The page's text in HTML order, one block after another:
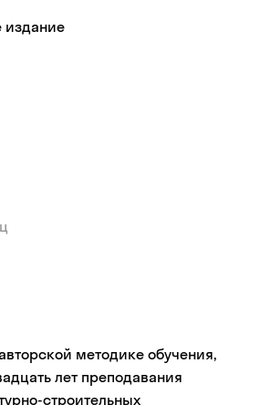
издание
методике обучения,
лет преподавания
строительных